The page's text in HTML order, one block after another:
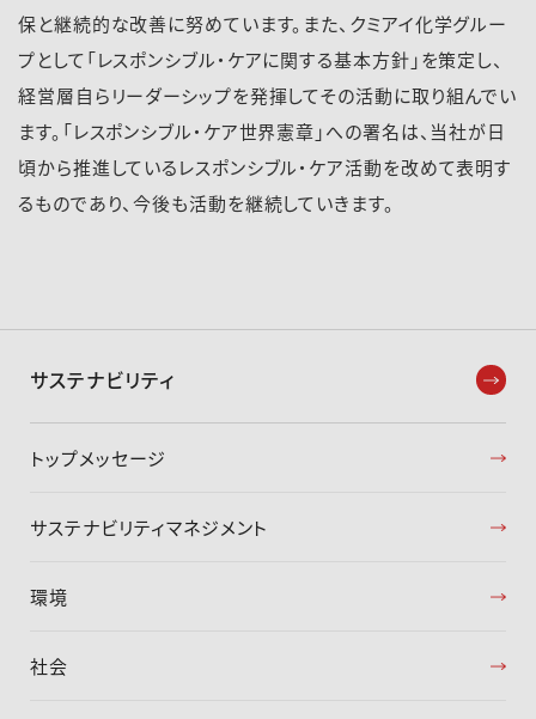
保と継続的な改善に努めています。また、クミアイ化学グルー
プとして「レスポンシブル・ケアに関する基本方針」を策定し、
経営層自らリーダーシップを発揮してその活動に取り組んでい
ます。「レスポンシブル・ケア世界憲章」への署名は、当社が日
頃から推進しているレスポンシブル・ケア活動を改めて表明す
るものであり、今後も活動を継続していきます。
サステナビリティ
トップメッセージ
サステナビリティマネジメント
環境
社会